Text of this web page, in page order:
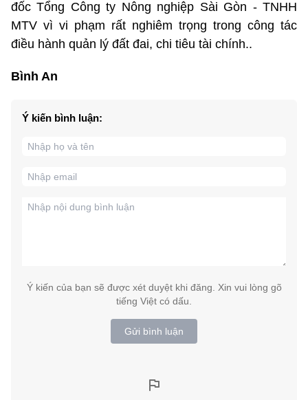
đốc Tổng Công ty Nông nghiệp Sài Gòn - TNHH
MTV vì vi phạm rất nghiêm trọng trong công tác
điều hành quản lý đất đai, chi tiêu tài chính..
Bình An
Ý kiến bình luận:
Ý kiến của bạn sẽ được xét duyệt khi đăng. Xin vui lòng gõ
tiếng Việt có dấu.
Gửi bình luận